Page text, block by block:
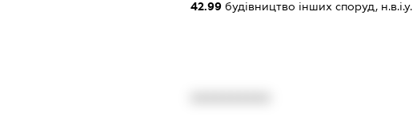
42.99будівництво інших споруд, н.в.і.у.